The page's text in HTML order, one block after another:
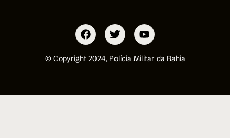
© Copyright 2024, Polícia Militar da Bahia